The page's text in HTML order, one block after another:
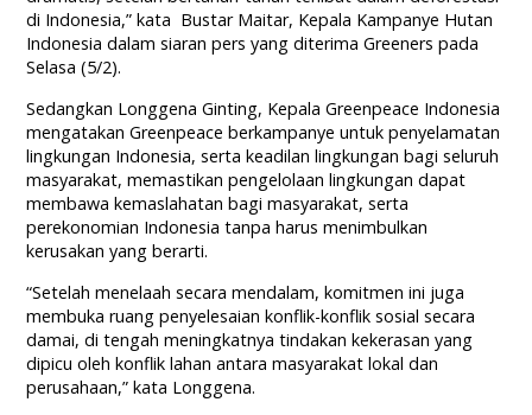
di Indonesia,” kata Bustar Maitar, Kepala Kampanye Hutan
Indonesia dalam siaran pers yang diterima Greeners pada
Selasa (5/2).
Sedangkan Longgena Ginting, Kepala Greenpeace Indonesia
mengatakan Greenpeace berkampanye untuk penyelamatan
lingkungan Indonesia, serta keadilan lingkungan bagi seluruh
masyarakat, memastikan pengelolaan lingkungan dapat
membawa kemaslahatan bagi masyarakat, serta
perekonomian Indonesia tanpa harus menimbulkan
kerusakan yang berarti.
“Setelah menelaah secara mendalam, komitmen ini juga
membuka ruang penyelesaian konflik-konflik sosial secara
damai, di tengah meningkatnya tindakan kekerasan yang
dipicu oleh konflik lahan antara masyarakat lokal dan
perusahaan,” kata Longgena.